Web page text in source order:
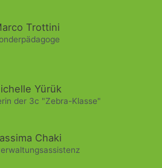
Trottini
Yürük
der 3c "Zebra-Klasse"
Chaki